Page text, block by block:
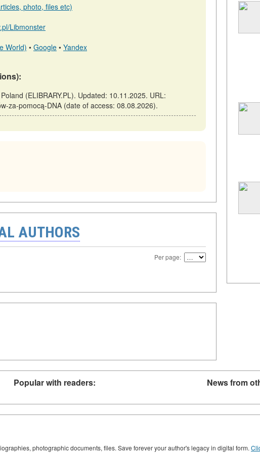
photo, files etc)
Libmonster
World) • Google • Yandex
(ELIBRARY.PL). Updated: 10.11.2025. URL:
za-pomocą-DNA (date of access: 08.08.2026).
AUTHORS
Per page:
Popular with readers: News from
photographic documents, files. Save forever your author's legacy in digital form.